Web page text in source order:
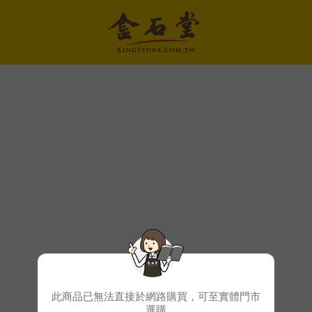
此商品已無法直接於網路購買，可至實體門市
選購